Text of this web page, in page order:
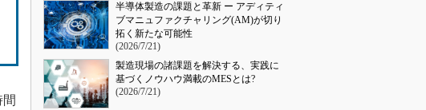
半導体製造の課題と革新 ー アディティ
ブマニュファクチャリング(AM)が切り
拓く新たな可能性
(2026/7/21)
製造現場の諸課題を解決する、実践に
基づくノウハウ満載のMESとは?
(2026/7/21)